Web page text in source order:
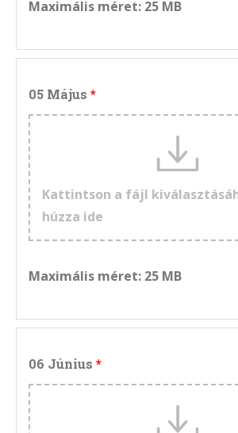
Maximális méret: 25 MB
05 Május
Kattintson a fájl
húzza ide
Maximális méret: 25 MB
06 Június